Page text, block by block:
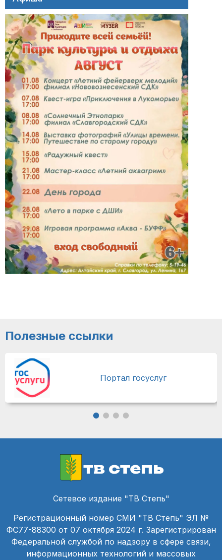
Полезные ссылки
Портал госуслуг
тв степь
Сетевое издание "ТВ Степь"
Регистрационный номер СМИ "ТВ Степь" ЭЛ №
ФС77-88300 от 07 октября 2024 г. Зарегистрирован
Федеральной службой по надзору в сфере связи,
информационных технологий и массовых